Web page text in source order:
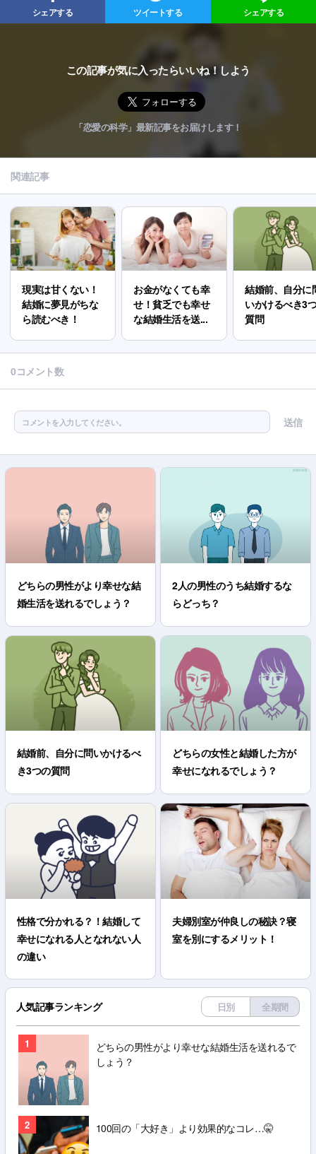
シェアする ツイートする シェアする
この記事が気に入ったらいいね！しよう
「恋愛の科学」最新記事をお届けします！
関連記事
現実は甘くない！
結婚に夢見がちな
ら読むべき！
お金がなくても幸
せ！貧乏でも幸せ
な結婚生活を送...
結婚前、自分に
いかけるべき3
質問
0コメント数
コメントを入力してください。 送信
どちらの男性がより幸せな結
婚生活を送れるでしょう？
2人の男性のうち結婚するな
らどっち？
結婚前、自分に問いかけるべ
き3つの質問
どちらの女性と結婚した方が
幸せになれるでしょう？
性格で分かれる？！結婚して
幸せになれる人となれない人
の違い
夫婦別室が仲良しの秘訣？寝
室を別にするメリット！
人気記事ランキング 日別 全期間
1
どちらの男性がより幸せな結婚生活を送れるで
しょう？
2 100回の「大好き」より効果的なコレ…🤫